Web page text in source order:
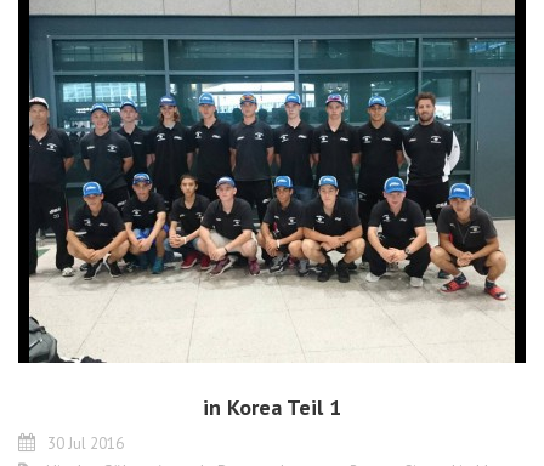
in Korea Teil 1
30 Jul 2016